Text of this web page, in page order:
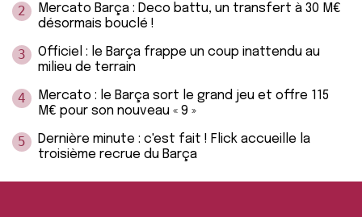
2
Mercato Barça : Deco battu, un transfert à 30 M€
désormais bouclé !
3
Officiel : le Barça frappe un coup inattendu au
milieu de terrain
4
Mercato : le Barça sort le grand jeu et offre 115
M€ pour son nouveau « 9 »
5
Dernière minute : c'est fait ! Flick accueille la
troisième recrue du Barça